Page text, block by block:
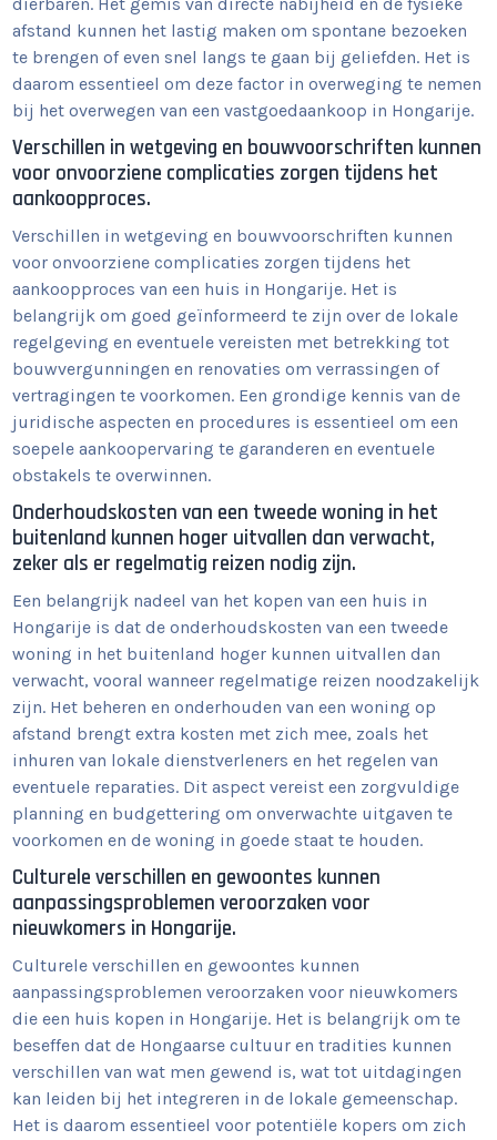
afstand kunnen het lastig maken om spontane bezoeken
te brengen of even snel langs te gaan bij geliefden. Het is
daarom essentieel om deze factor in overweging te nemen
bij het overwegen van een vastgoedaankoop in Hongarije.
Verschillen in wetgeving en bouwvoorschriften kunnen
voor onvoorziene complicaties zorgen tijdens het
aankoopproces.
Verschillen in wetgeving en bouwvoorschriften kunnen
voor onvoorziene complicaties zorgen tijdens het
aankoopproces van een huis in Hongarije. Het is
belangrijk om goed geïnformeerd te zijn over de lokale
regelgeving en eventuele vereisten met betrekking tot
bouwvergunningen en renovaties om verrassingen of
vertragingen te voorkomen. Een grondige kennis van de
juridische aspecten en procedures is essentieel om een
soepele aankoopervaring te garanderen en eventuele
obstakels te overwinnen.
Onderhoudskosten van een tweede woning in het
buitenland kunnen hoger uitvallen dan verwacht,
zeker als er regelmatig reizen nodig zijn.
Een belangrijk nadeel van het kopen van een huis in
Hongarije is dat de onderhoudskosten van een tweede
woning in het buitenland hoger kunnen uitvallen dan
verwacht, vooral wanneer regelmatige reizen noodzakelijk
zijn. Het beheren en onderhouden van een woning op
afstand brengt extra kosten met zich mee, zoals het
inhuren van lokale dienstverleners en het regelen van
eventuele reparaties. Dit aspect vereist een zorgvuldige
planning en budgettering om onverwachte uitgaven te
voorkomen en de woning in goede staat te houden.
Culturele verschillen en gewoontes kunnen
aanpassingsproblemen veroorzaken voor
nieuwkomers in Hongarije.
Culturele verschillen en gewoontes kunnen
aanpassingsproblemen veroorzaken voor nieuwkomers
die een huis kopen in Hongarije. Het is belangrijk om te
beseffen dat de Hongaarse cultuur en tradities kunnen
verschillen van wat men gewend is, wat tot uitdagingen
kan leiden bij het integreren in de lokale gemeenschap.
Het is daarom essentieel voor potentiële kopers om zich